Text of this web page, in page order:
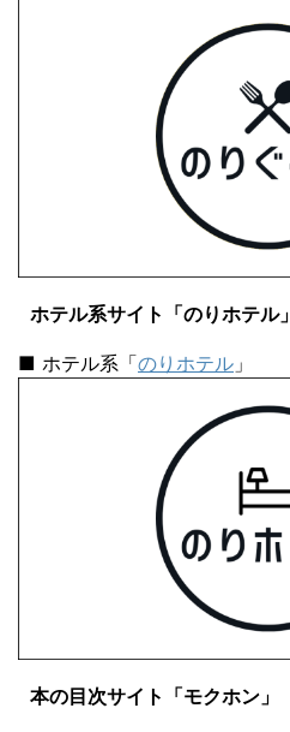
ホテル系サイト「のりホテル」
■ ホテル系「のりホテル 」
本の目次サイト「モクホン」